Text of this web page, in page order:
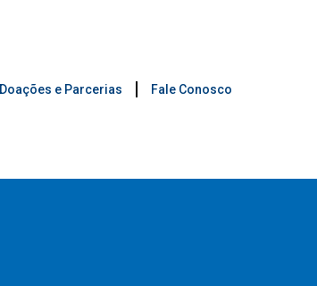
Doações e Parcerias Fale Conosco